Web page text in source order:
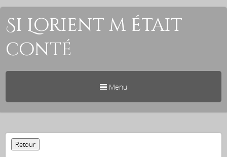
Si Lorient m était
conté
Menu